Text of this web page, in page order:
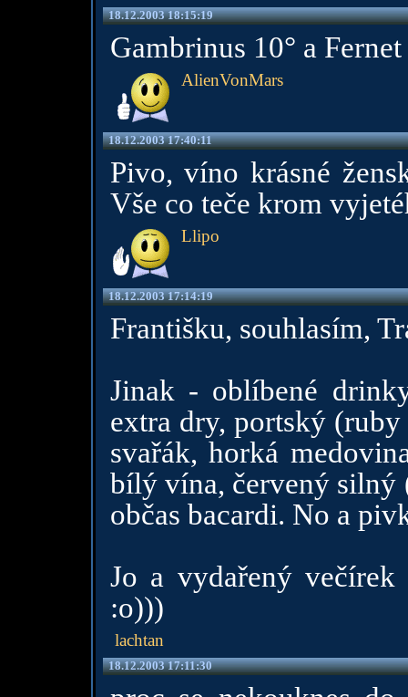
18.12.2003 18:15:19
Gambrinus 10° a
AlienVonMars
18.12.2003 17:40:11
Pivo, víno krásné
Vše co teče krom
Llipo
18.12.2003 17:14:19
Františku, souhlasím,
Jinak - oblíbené
extra dry, portský
svařák, horká
bílý vína, červený silný
občas bacardi. No a
Jo a vydařený
:o)))
lachtan
18.12.2003 17:11:30